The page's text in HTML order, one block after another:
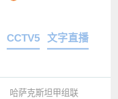
CCTV5 文字直播
哈萨克斯坦甲组联